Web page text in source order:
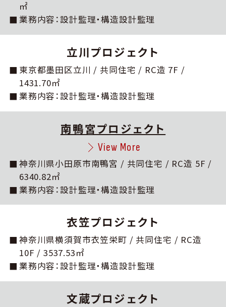
㎡
業務内容：設計監理・構造設計監理
立川プロジェクト
東京都墨⽥区⽴川 / 共同住宅 / RC造 7F /
1431.70㎡
業務内容：設計監理・構造設計監理
南鴨宮プロジェクト
View More
神奈川県⼩⽥原市南鴨宮 / 共同住宅 / RC造 5F /
6340.82㎡
業務内容：設計監理・構造設計監理
⾐笠プロジェクト
神奈川県横須賀市⾐笠栄町 / 共同住宅 / RC造
10F / 3537.53㎡
業務内容：設計監理・構造設計監理
⽂蔵プロジェクト